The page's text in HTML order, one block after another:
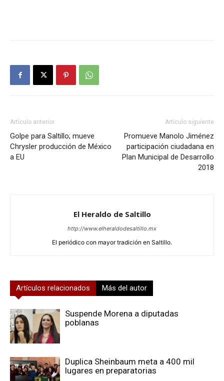
Artículo anterior
Golpe para Saltillo; mueve
Chrysler producción de México
a EU
Artículo siguiente
Promueve Manolo Jiménez
participación ciudadana en
Plan Municipal de Desarrollo
2018
El Heraldo de Saltillo
http://www.elheraldodesaltillo.mx
El periódico con mayor tradición en Saltillo.
Artículos relacionados Más del autor
Suspende Morena a diputadas
poblanas
Duplica Sheinbaum meta a 400 mil
lugares en preparatorias